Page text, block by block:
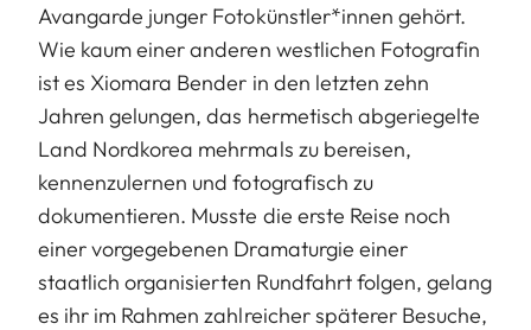
Avangarde junger Fotokünstler*innen gehört.
Wie kaum einer anderen westlichen Fotografin
ist es Xiomara Bender in den letzten zehn
Jahren gelungen, das hermetisch abgeriegelte
Land Nordkorea mehrmals zu bereisen,
kennenzulernen und fotografisch zu
dokumentieren. Musste die erste Reise noch
einer vorgegebenen Dramaturgie einer
staatlich organisierten Rundfahrt folgen, gelang
es ihr im Rahmen zahlreicher späterer Besuche,